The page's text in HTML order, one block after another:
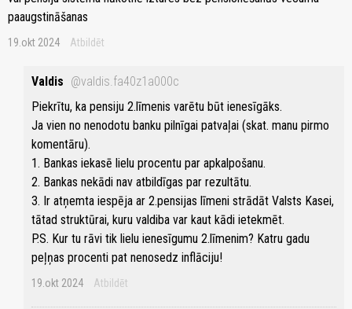
paaugstināšanas
19.okt 2024 Atbildēt
Valdis @valdis.fa40z1a000c
Piekrītu, ka pensiju 2.līmenis varētu būt ienesīgāks.
Ja vien no nenodotu banku pilnīgai patvaļai (skat. manu pirmo
komentāru).
1. Bankas iekasē lielu procentu par apkalpošanu.
2. Bankas nekādi nav atbildīgas par rezultātu.
3. Ir atņemta iespēja ar 2.pensijas līmeni strādāt Valsts Kasei,
tātad struktūrai, kuru valdiba var kaut kādi ietekmēt.
P.S. Kur tu rāvi tik lielu ienesīgumu 2.līmenim? Katru gadu
peļņas procenti pat nenosedz inflāciju!
19.okt 2024 Atbildēt